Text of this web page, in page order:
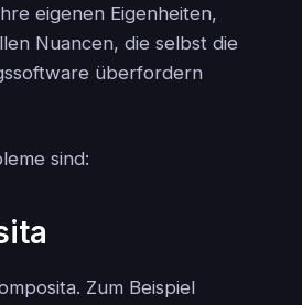
eigenen Eigenheiten,
Nuancen, die selbst die
überfordern
sind:
Zum Beispiel